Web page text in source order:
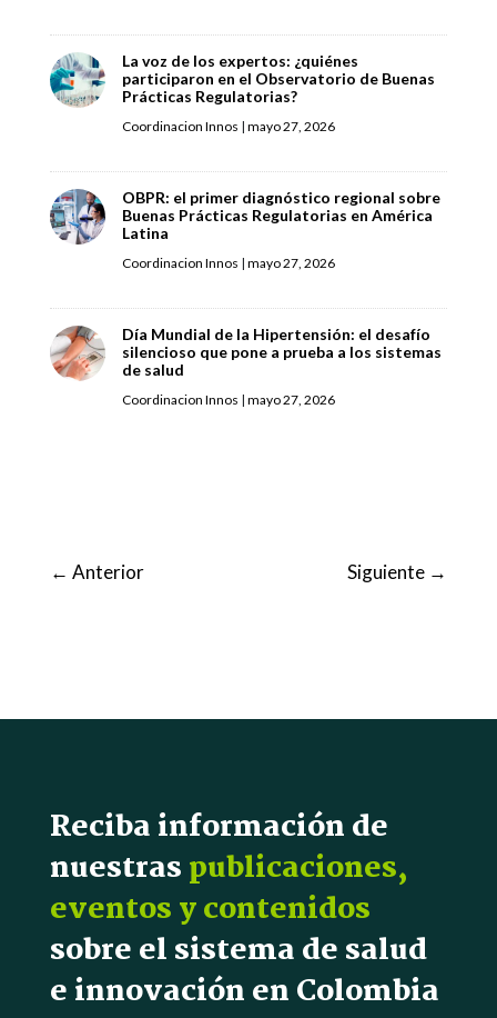
La voz de los expertos: ¿quiénes
participaron en el Observatorio de Buenas
Prácticas Regulatorias?
Coordinacion Innos | mayo 27, 2026
OBPR: el primer diagnóstico regional sobre
Buenas Prácticas Regulatorias en América
Latina
Coordinacion Innos | mayo 27, 2026
Día Mundial de la Hipertensión: el desafío
silencioso que pone a prueba a los sistemas
de salud
Coordinacion Innos | mayo 27, 2026
← Anterior Siguiente →
Reciba información de
nuestraspublicaciones,
eventos y contenidos
sobre el sistema de salud
e innovación en Colombia